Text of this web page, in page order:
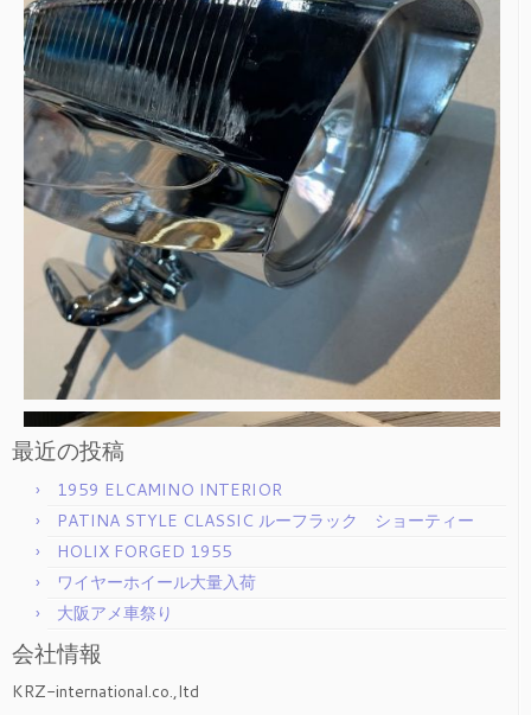
最近の投稿
1959 ELCAMINO INTERIOR
PATINA STYLE CLASSIC ルーフラック ショーティー
HOLIX FORGED 1955
ワイヤーホイール大量入荷
大阪アメ車祭り
会社情報
KRZ-international.co.,ltd